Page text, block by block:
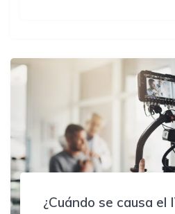
¿Cuándo se causa el